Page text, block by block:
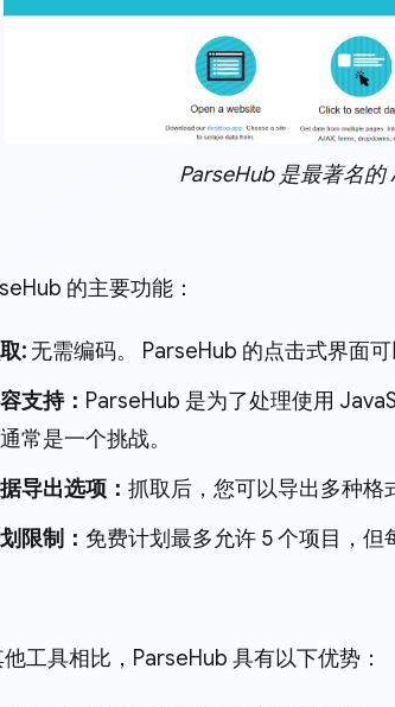
ParseHub 是最著名的
的主要功能：
: 无需编码。 ParseHub 的点击式界面
支持： ParseHub 是为了处理使用
常是一个挑战。
导出选项： 抓取后，您可以导出多种格
限制： 免费计划最多允许 5 个项目，但
工具相比，ParseHub 具有以下优势：